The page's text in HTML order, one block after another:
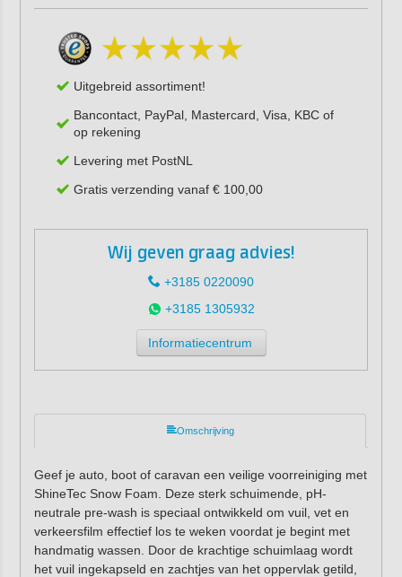
Uitgebreid assortiment!
Bancontact, PayPal, Mastercard, Visa, KBC of
op rekening
Levering met PostNL
Gratis verzending vanaf € 100,00
Wij geven graag advies!
+3185 0220090
+3185 1305932
Informatiecentrum
Omschrijving
Geef je auto, boot of caravan een veilige voorreiniging met
ShineTec Snow Foam. Deze sterk schuimende, pH-
neutrale pre-wash is speciaal ontwikkeld om vuil, vet en
verkeersfilm effectief los te weken voordat je begint met
handmatig wassen. Door de krachtige schuimlaag wordt
het vuil ingekapseld en zachtjes van het oppervlak getild,